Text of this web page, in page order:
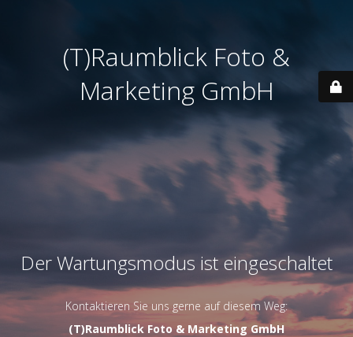
(T)Raumblick Foto &
Marketing GmbH
Der Wartungsmodus ist eingeschaltet
Kontaktieren Sie uns gerne auf diesem Weg:
(T)Raumblick Foto & Marketing GmbH